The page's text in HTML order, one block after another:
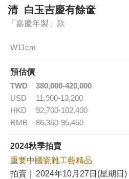
清 白玉吉慶有餘奩
「嘉慶年製」款
W11cm
預估價
TWD
380,000-420,000
USD
11,900-13,200
HKD
92,700-102,400
RMB
86,360-95,450
2024秋季拍賣
重要中國瓷雜工藝精品
拍賣｜
2024年10月27日(星期日)